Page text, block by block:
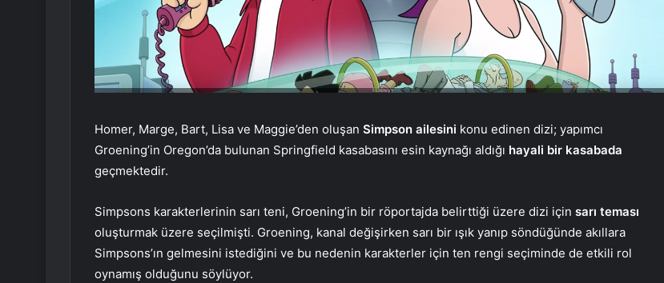
Homer, Marge, Bart, Lisa ve Maggie’den oluşan Simpson ailesini konu edinen dizi; yapımcı
Groening’in Oregon’da bulunan Springfield kasabasını esin kaynağı aldığı hayali bir kasabada
geçmektedir.
Simpsons karakterlerinin sarı teni, Groening’in bir röportajda belirttiği üzere dizi için sarı teması
oluşturmak üzere seçilmişti. Groening, kanal değişirken sarı bir ışık yanıp söndüğünde akıllara
Simpsons’ın gelmesini istediğini ve bu nedenin karakterler için ten rengi seçiminde de etkili rol
oynamış olduğunu söylüyor.